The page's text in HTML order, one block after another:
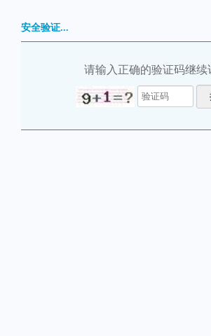
安全验证...
请输入正确的验证码继续